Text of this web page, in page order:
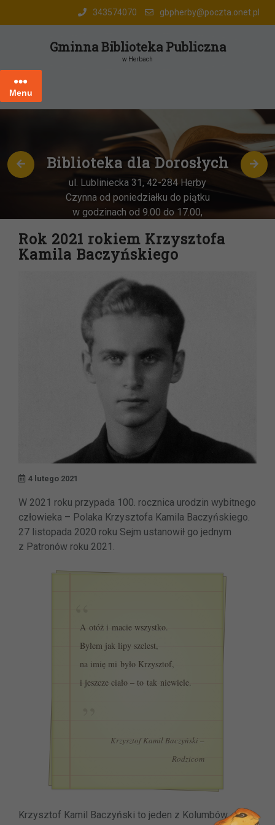
343574070 gbpherby@poczta.onet.pl
Gminna Biblioteka Publiczna
w Herbach
Menu
Biblioteka dla Dorosłych
ul. Lubliniecka 31, 42-284 Herby
Czynna od poniedziałku do piątku
w godzinach od 9.00 do 17.00,
w godz. 9:00-13:00
Rok 2021 rokiem Krzysztofa
Kamila Baczyńskiego
4 lutego 2021
W 2021 roku przypada 100. rocznica urodzin wybitnego
człowieka – Polaka Krzysztofa Kamila Baczyńskiego.
27 listopada 2020 roku Sejm ustanowił go jednym
z Patronów roku 2021.
A otóż i macie wszystko.
Byłem jak lipy szelest,
na imię mi było Krzysztof,
i jeszcze ciało – to tak niewiele.
Krzysztof Kamil Baczyński –
Rodzicom
Krzysztof Kamil Baczyński to jeden z Kolumbów,